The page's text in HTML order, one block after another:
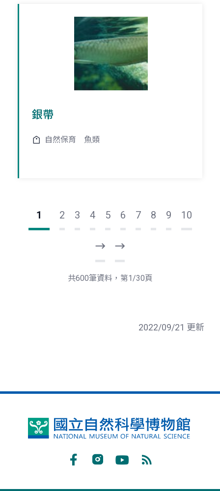
銀帶
自然保育 魚類
1 2 3 4 5 6 7 8 9 10
一
頁
後
一
共600筆資料，第1/30頁
2022/09/21 更新
國